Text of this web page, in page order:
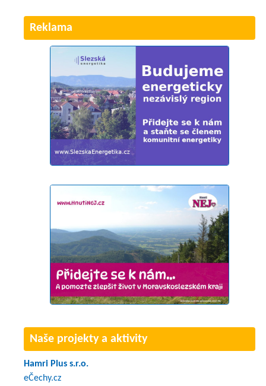
Reklama
Naše projekty a aktivity
Hamri Plus s.r.o.
eČechy.cz